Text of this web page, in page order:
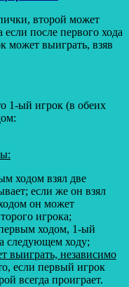
второй может
после первого хода
может выиграть, взяв
1-ый игрок (в обеих
ходом взял две
если же он взял
он может
игрока;
ходом, 1-ый
следующем ходу;
выиграть, независимо
если первый игрок
всегда проиграет.